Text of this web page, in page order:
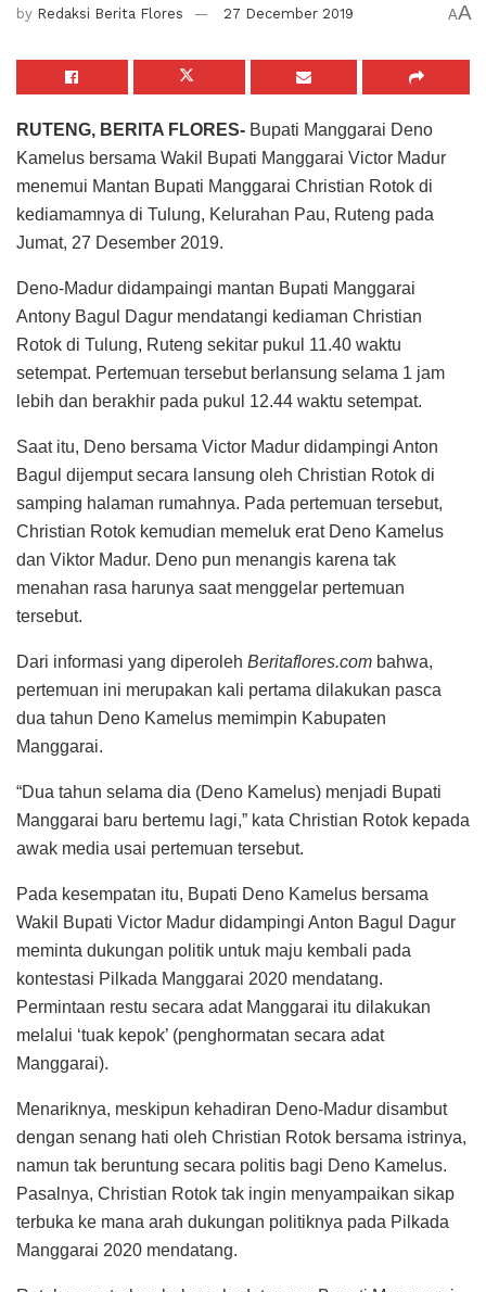
by Redaksi Berita Flores 27 December 2019 AA
RUTENG, BERITA FLORES- Bupati Manggarai Deno
Kamelus bersama Wakil Bupati Manggarai Victor Madur
menemui Mantan Bupati Manggarai Christian Rotok di
kediamamnya di Tulung, Kelurahan Pau, Ruteng pada
Jumat, 27 Desember 2019.
Deno-Madur didampaingi mantan Bupati Manggarai
Antony Bagul Dagur mendatangi kediaman Christian
Rotok di Tulung, Ruteng sekitar pukul 11.40 waktu
setempat. Pertemuan tersebut berlansung selama 1 jam
lebih dan berakhir pada pukul 12.44 waktu setempat.
Saat itu, Deno bersama Victor Madur didampingi Anton
Bagul dijemput secara lansung oleh Christian Rotok di
samping halaman rumahnya. Pada pertemuan tersebut,
Christian Rotok kemudian memeluk erat Deno Kamelus
dan Viktor Madur. Deno pun menangis karena tak
menahan rasa harunya saat menggelar pertemuan
tersebut.
Dari informasi yang diperoleh Beritaflores.com bahwa,
pertemuan ini merupakan kali pertama dilakukan pasca
dua tahun Deno Kamelus memimpin Kabupaten
Manggarai.
“Dua tahun selama dia (Deno Kamelus) menjadi Bupati
Manggarai baru bertemu lagi,” kata Christian Rotok kepada
awak media usai pertemuan tersebut.
Pada kesempatan itu, Bupati Deno Kamelus bersama
Wakil Bupati Victor Madur didampingi Anton Bagul Dagur
meminta dukungan politik untuk maju kembali pada
kontestasi Pilkada Manggarai 2020 mendatang.
Permintaan restu secara adat Manggarai itu dilakukan
melalui ‘tuak kepok’ (penghormatan secara adat
Manggarai).
Menariknya, meskipun kehadiran Deno-Madur disambut
dengan senang hati oleh Christian Rotok bersama istrinya,
namun tak beruntung secara politis bagi Deno Kamelus.
Pasalnya, Christian Rotok tak ingin menyampaikan sikap
terbuka ke mana arah dukungan politiknya pada Pilkada
Manggarai 2020 mendatang.